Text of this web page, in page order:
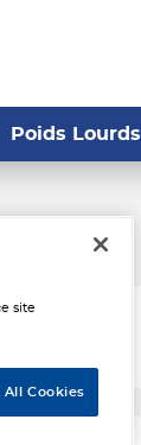
Poids Lourds
site
All Cookies